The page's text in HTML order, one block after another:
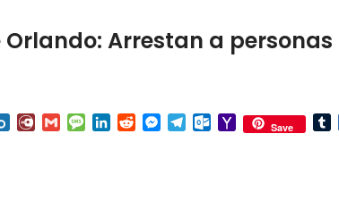
Orlando: Arrestan a
Box.netDiary.RuGmailMessage
LinkedInRedditMessenger
TelegramOutlook.com
YahooSave